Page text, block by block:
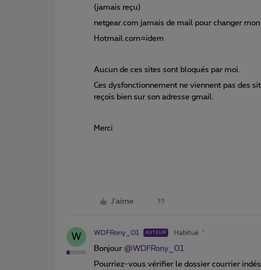
(jamais reçu)
netgear.com jamais de mail pour changer
Hotmail.com=idem
Aucun de ces sites sont bloqués par moi.
Ces dysfonctionnement ne viennent pas des
reçois bien sur son adresse gmail.
Merci
J'aime
W WDFRony_01 AUTEUR Habitué
Bonjour @WDFRony_01
Pourriez-vous vérifier le dossier courrier